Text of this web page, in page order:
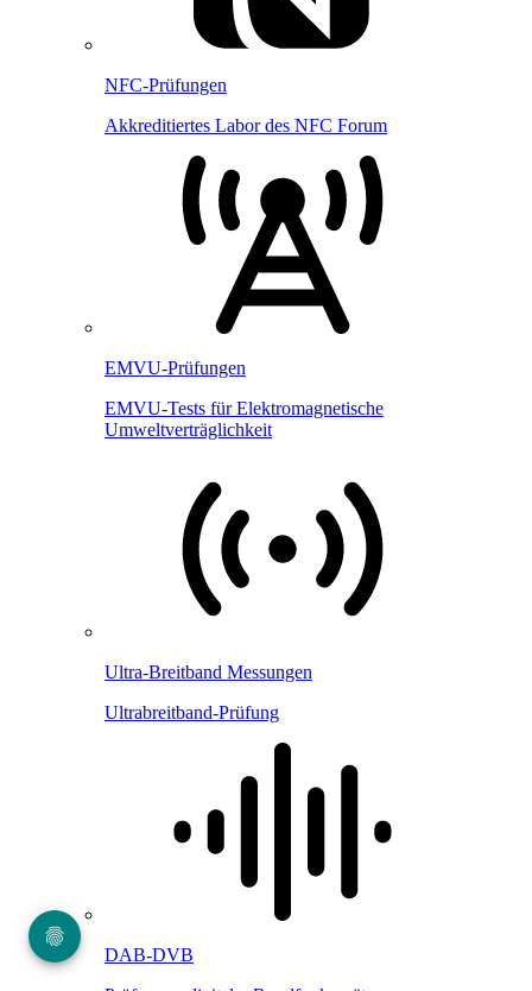
NFC-Prüfungen
Akkreditiertes Labor des NFC Forum
EMVU-Prüfungen
EMVU-Tests für Elektromagnetische
Umweltverträglichkeit
Ultra-Breitband Messungen
Ultrabreitband-Prüfung
DAB-DVB